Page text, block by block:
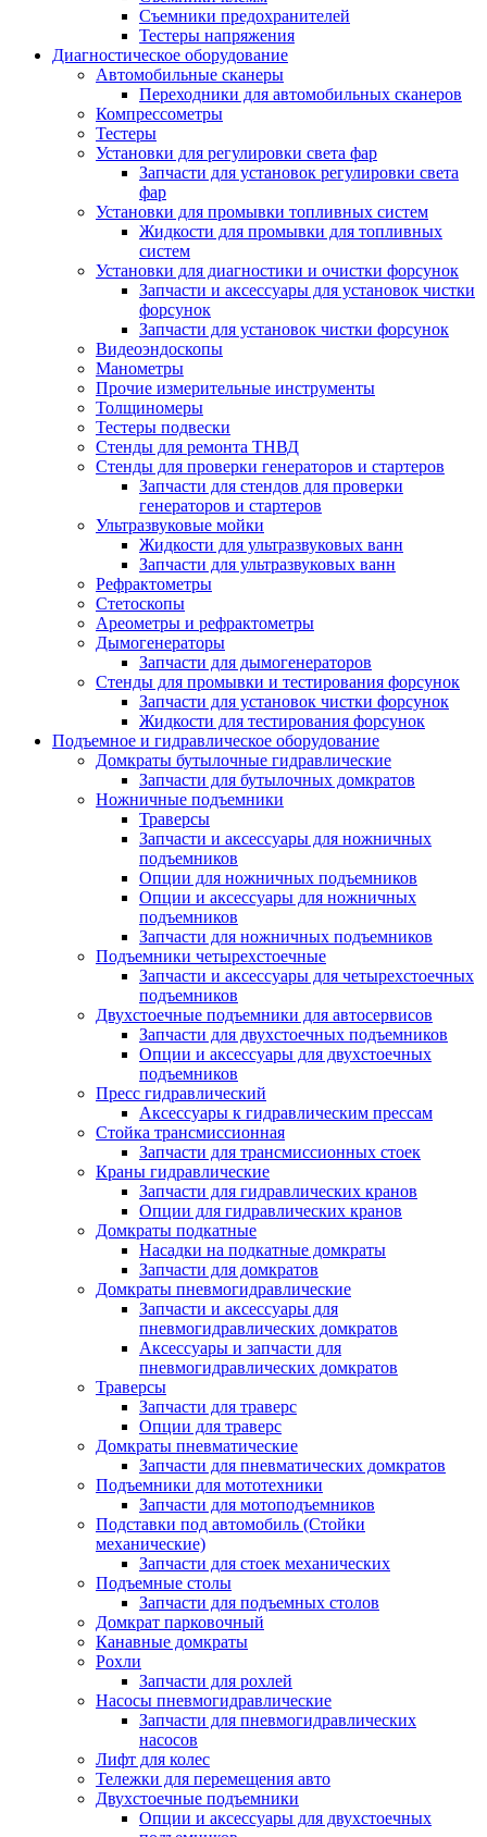
Съемники предохранителей
Тестеры напряжения
Диагностическое оборудование
Автомобильные сканеры
Переходники для автомобильных сканеров
Компрессометры
Тестеры
Установки для регулировки света фар
Запчасти для установок регулировки света
фар
Установки для промывки топливных систем
Жидкости для промывки для топливных
систем
Установки для диагностики и очистки форсунок
Запчасти и аксессуары для установок чистки
форсунок
Запчасти для установок чистки форсунок
Видеоэндоскопы
Манометры
Прочие измерительные инструменты
Толщиномеры
Тестеры подвески
Стенды для ремонта ТНВД
Стенды для проверки генераторов и стартеров
Запчасти для стендов для проверки
генераторов и стартеров
Ультразвуковые мойки
Жидкости для ультразвуковых ванн
Запчасти для ультразвуковых ванн
Рефрактометры
Стетоскопы
Ареометры и рефрактометры
Дымогенераторы
Запчасти для дымогенераторов
Стенды для промывки и тестирования форсунок
Запчасти для установок чистки форсунок
Жидкости для тестирования форсунок
Подъемное и гидравлическое оборудование
Домкраты бутылочные гидравлические
Запчасти для бутылочных домкратов
Ножничные подъемники
Траверсы
Запчасти и аксессуары для ножничных
подъемников
Опции для ножничных подъемников
Опции и аксессуары для ножничных
подъемников
Запчасти для ножничных подъемников
Подъемники четырехстоечные
Запчасти и аксессуары для четырехстоечных
подъемников
Двухстоечные подъемники для автосервисов
Запчасти для двухстоечных подъемников
Опции и аксессуары для двухстоечных
подъемников
Пресс гидравлический
Аксессуары к гидравлическим прессам
Стойка трансмиссионная
Запчасти для трансмиссионных стоек
Краны гидравлические
Запчасти для гидравлических кранов
Опции для гидравлических кранов
Домкраты подкатные
Насадки на подкатные домкраты
Запчасти для домкратов
Домкраты пневмогидравлические
Запчасти и аксессуары для
пневмогидравлических домкратов
Аксессуары и запчасти для
пневмогидравлических домкратов
Траверсы
Запчасти для траверс
Опции для траверс
Домкраты пневматические
Запчасти для пневматических домкратов
Подъемники для мототехники
Запчасти для мотоподъемников
Подставки под автомобиль (Стойки
механические)
Запчасти для стоек механических
Подъемные столы
Запчасти для подъемных столов
Домкрат парковочный
Канавные домкраты
Рохли
Запчасти для рохлей
Насосы пневмогидравлические
Запчасти для пневмогидравлических
насосов
Лифт для колес
Тележки для перемещения авто
Двухстоечные подъемники
Опции и аксессуары для двухстоечных